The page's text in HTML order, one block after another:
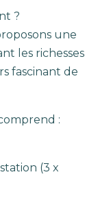
?
une
les richesses
fascinant de
:
(3 x